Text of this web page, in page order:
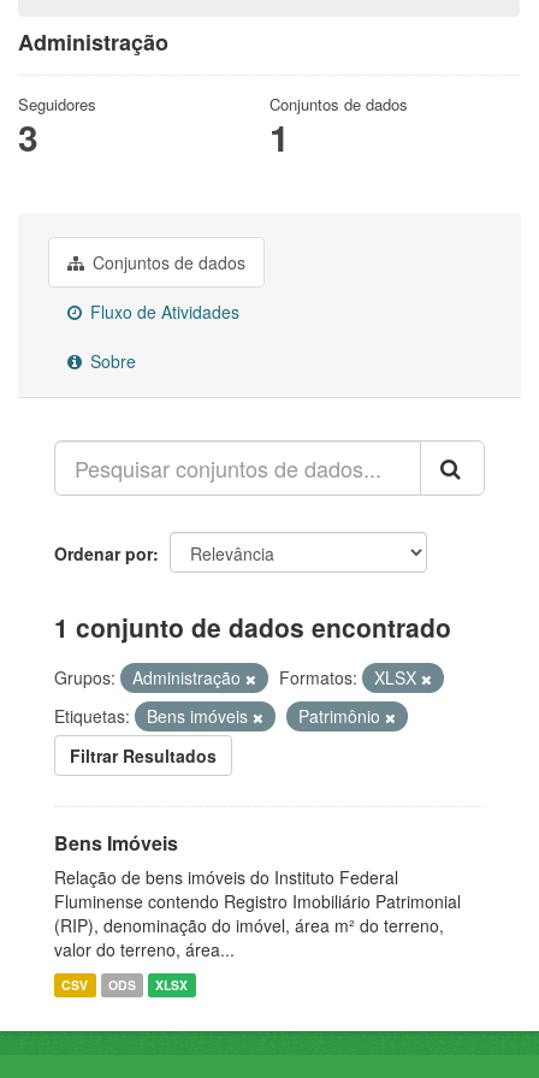
Administração
Seguidores
3
Conjuntos de dados
1
Conjuntos de dados
Fluxo de Atividades
Sobre
Ordenar por
1 conjunto de dados encontrado
Grupos: Administração Formatos:
XLSX
Etiquetas:
Bens imóveis
Patrimônio
Filtrar Resultados
Bens Imóveis
Relação de bens imóveis do Instituto Federal
Fluminense contendo Registro Imobiliário Patrimonial
(RIP), denominação do imóvel, área m² do terreno,
valor do terreno, área...
CSV ODS XLSX